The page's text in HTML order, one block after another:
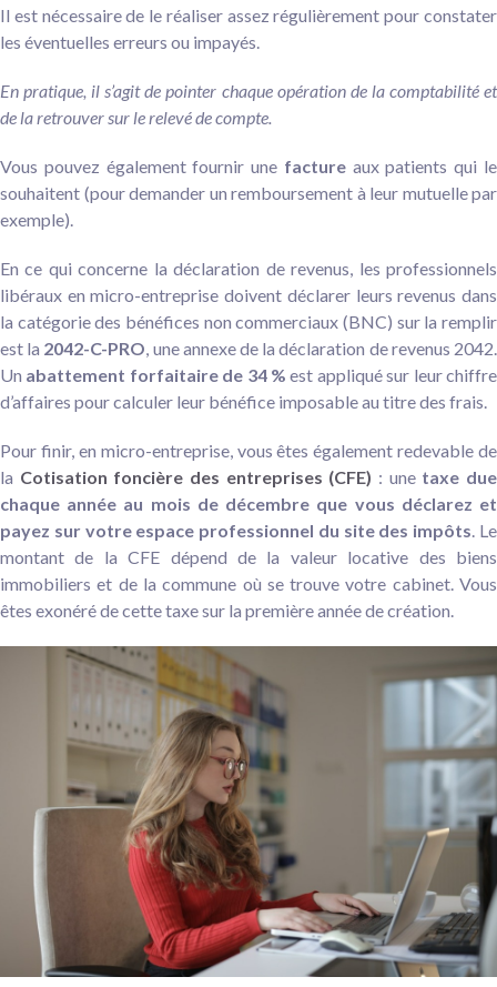
Il est nécessaire de le réaliser assez régulièrement pour constater
les éventuelles erreurs ou impayés.
En pratique, il s’agit de pointer chaque opération de la comptabilité et
de la retrouver sur le relevé de compte.
Vous pouvez également fournir une factureaux patients qui le
souhaitent (pour demander un remboursement à leur mutuelle par
exemple).
En ce qui concerne la déclaration de revenus, les professionnels
libéraux en micro-entreprise doivent déclarer leurs revenus dans
la catégorie des bénéfices non commerciaux (BNC) sur la remplir
est la 2042-C-PRO, une annexe de la déclaration de revenus 2042.
Un abattement forfaitaire de 34 % est appliqué sur leur chiffre
d’affaires pour calculer leur bénéfice imposable au titre des frais.
Pour finir, en micro-entreprise, vous êtes également redevable de
la Cotisation foncière des entreprises (CFE) : une taxe due
chaque année au mois de décembre que vous déclarez et
payez sur votre espace professionnel du site des impôts. Le
montant de la CFE dépend de la valeur locative des biens
immobiliers et de la commune où se trouve votre cabinet. Vous
êtes exonéré de cette taxe sur la première année de création.